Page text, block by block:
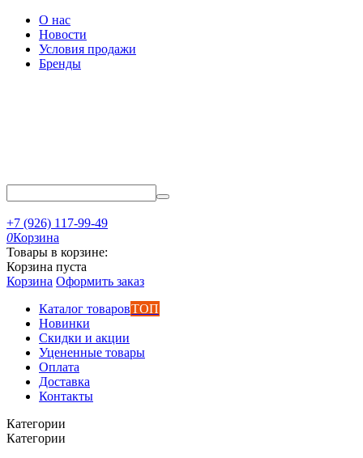
О нас
Новости
Условия продажи
Бренды
+7 (926) 117-99-49
0Корзина
Товары в корзине:
Корзина пуста
Корзина Оформить заказ
Каталог товаровТОП
Новинки
Скидки и акции
Уцененные товары
Оплата
Доставка
Контакты
Категории
Категории